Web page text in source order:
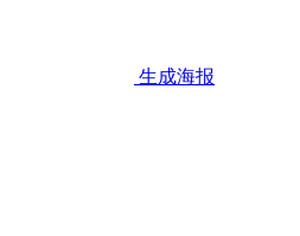
生成海报